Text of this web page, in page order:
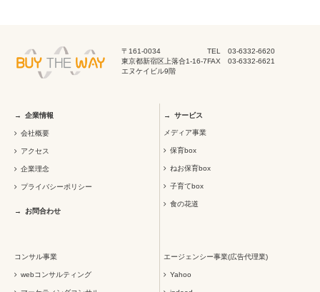
〒161-0034
東京都新宿区上落合1-16-7
エヌケイビル9階
TEL 03-6332-6620
FAX 03-6332-6621
企業情報
会社概要
アクセス
企業理念
プライバシーポリシー
お問合わせ
サービス
メディア事業
保育box
ねお保育box
子育てbox
食の花道
コンサル事業
webコンサルティング
エージェンシー事業(広告代理業)
Yahoo